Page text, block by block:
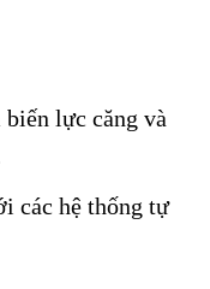
biến lực căng và
các hệ thống tự